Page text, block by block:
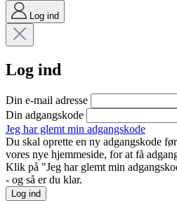
Log ind
Log ind
Din e-mail adresse
Din adgangskode
Jeg har glemt min adgangskode
Du skal oprette en ny adgangskode
vores nye hjemmeside, for at få
Klik på "Jeg har glemt min
- og så er du klar.
Log ind